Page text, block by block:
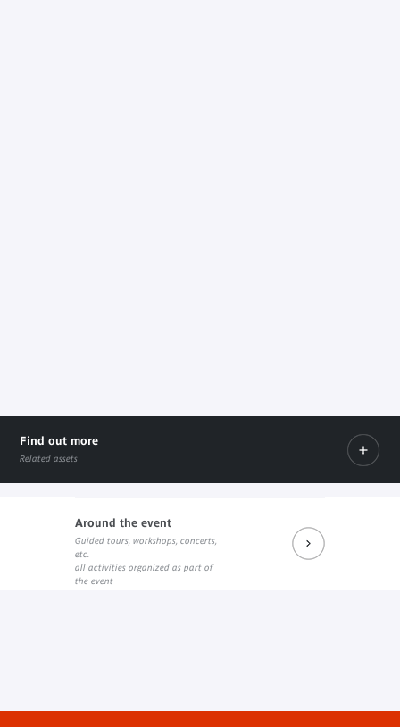
Find out more
Related assets
Prochains rendez-vous du salon de lecture JK
External link
Réécouter les dernières rencontres
External link
Prochains événements sur
External link
Around the event
Guided tours, workshops, concerts,
etc.
all activities organized as part of
the event